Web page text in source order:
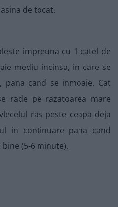
de tocat.
impreuna cu 1 catel de
mediu incinsa, in care se
pana cand se inmoaie. Cat
rade pe razatoarea mare
ras peste ceapa deja
in continuare pana cand
(5-6 minute).